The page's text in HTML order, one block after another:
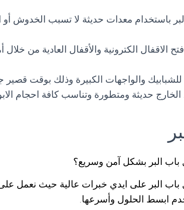
باستخدام معدات حديثة لا تسبب الخدوش أو
الاقفال الكترونية والأقفال العادية من
والواجهات الكبيرة وذلك بوقت قصير
حديثة ومتطورة وتناسب كافة احجام
البر بشكل آمن وسريع؟
البر على ايدي خبرات عالية حيث نعمل على
ابسط الحلول وأسرعها.